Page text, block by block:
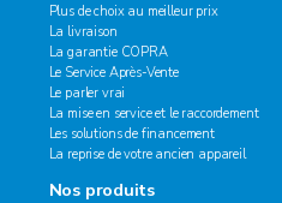
Plus de choix au meilleur prix
La livraison
La garantie COPRA
Le Service Après-Vente
Le parler vrai
La mise en service et le raccordement
Les solutions de financement
La reprise de votre ancien appareil
Nos produits